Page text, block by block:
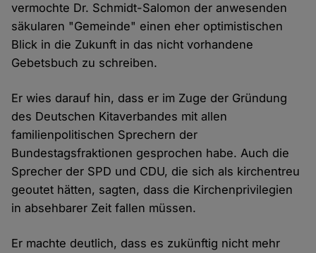
vermochte Dr. Schmidt-Salomon der anwesenden
säkularen "Gemeinde" einen eher optimistischen
Blick in die Zukunft in das nicht vorhandene
Gebetsbuch zu schreiben.
Er wies darauf hin, dass er im Zuge der Gründung
des Deutschen Kitaverbandes mit allen
familienpolitischen Sprechern der
Bundestagsfraktionen gesprochen habe. Auch die
Sprecher der SPD und CDU, die sich als kirchentreu
geoutet hätten, sagten, dass die Kirchenprivilegien
in absehbarer Zeit fallen müssen.
Er machte deutlich, dass es zukünftig nicht mehr